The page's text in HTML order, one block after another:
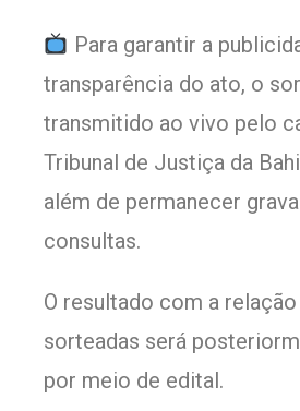
Para garantir a
transparência do ato, o
transmitido ao vivo pelo
Tribunal de Justiça da
além de permanecer
consultas.
O resultado com a
sorteadas será
por meio de edital.